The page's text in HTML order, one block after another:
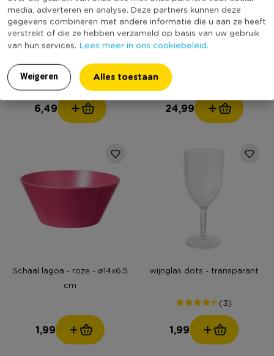
media, adverteren en analyse. Deze partners kunnen deze
gegevens combineren met andere informatie die u aan ze heeft
verstrekt of die ze hebben verzameld op basis van uw gebruik
van hun services. Lees meer in ons cookiebeleid.
Weigeren Alles toestaan
Mok roots groot -
donkergroen - 410 ml
(1)
6,49
Bijzettafel metaal klein -
24,99
Schaal lagoa - roze - ø14x6.5
cm
1,99
wijnglas dots - transparant
(3)
1,99